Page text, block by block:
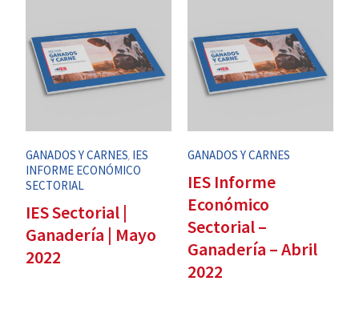
GANADOS Y CARNES IES
INFORME ECONÓMICO
SECTORIAL
IES Sectorial |
Ganadería | Mayo
2022
GANADOS Y CARNES
IES Informe
Económico
Sectorial –
Ganadería – Abril
2022